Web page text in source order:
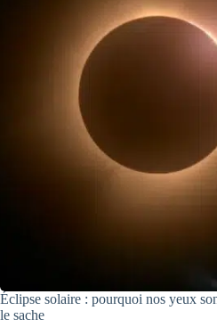
Éclipse solaire : pourquoi nos yeux
le sache